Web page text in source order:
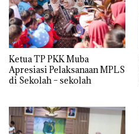
Ketua TP PKK Muba
Apresiasi Pelaksanaan MPLS
di Sekolah – sekolah